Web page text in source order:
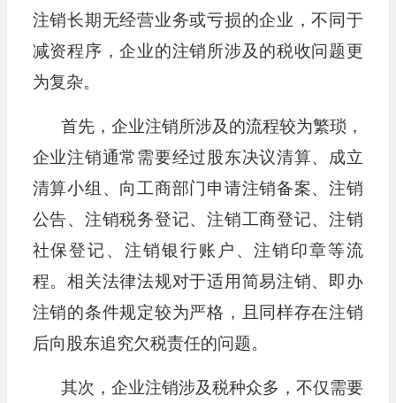
注销长期无经营业务或亏损的企业，不同于
减资程序，企业的注销所涉及的税收问题更
为复杂。
首先，企业注销所涉及的流程较为繁琐，
企业注销通常需要经过股东决议清算、成立
清算小组、向工商部门申请注销备案、注销
公告、注销税务登记、注销工商登记、注销
社保登记、注销银行账户、注销印章等流
程。相关法律法规对于适用简易注销、即办
注销的条件规定较为严格，且同样存在注销
后向股东追究欠税责任的问题。
其次，企业注销涉及税种众多，不仅需要